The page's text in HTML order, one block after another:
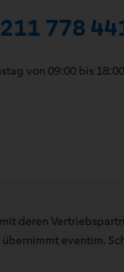
778
von 09:00 bis
deren
eventim.